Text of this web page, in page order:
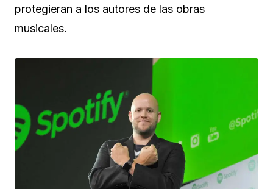
protegieran a los autores de las obras
musicales.